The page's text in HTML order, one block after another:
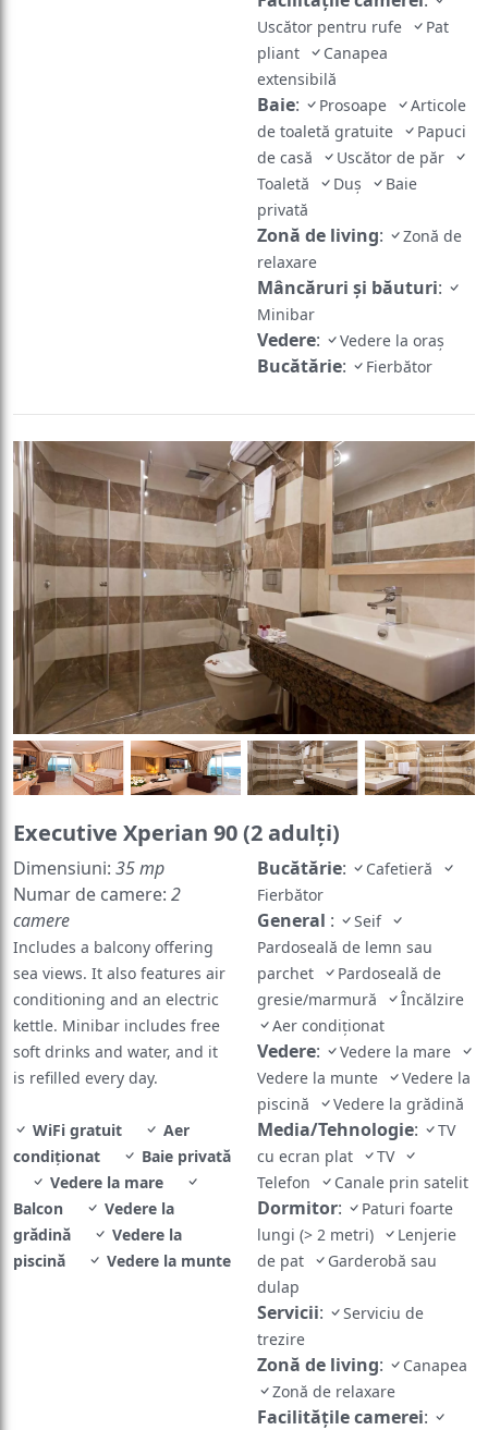
Uscător pentru rufe
Pat
pliant
Canapea
extensibilă
Baie: Prosoape
Articole
de toaletă gratuite
Papuci
de casă
Uscător de păr
Toaletă
Duș
Baie
privată
Zonă de living:
Zonă de
relaxare
Mâncăruri și băuturi:
Minibar
Vedere: Vedere la oraș
Bucătărie: Fierbător
Executive Xperian 90 (2 adulţi)
Dimensiuni: 35 mp
Numar de camere: 2
camere
Includes a balcony offering
sea views. It also features air
conditioning and an electric
kettle. Minibar includes free
soft drinks and water, and it
is refilled every day.
WiFi gratuit
Aer
condiționat
Baie privată
Vedere la mare
Balcon
Vedere la
grădină
Vedere la
piscină
Vedere la munte
Bucătărie:
Cafetieră
Fierbător
General :
Seif
Pardoseală de lemn sau
parchet
Pardoseală de
gresie/marmură
Încălzire
Aer condiționat
Vedere:
Vedere la mare
Vedere la munte
Vedere la
piscină
Vedere la grădină
Media/Tehnologie:
TV
cu ecran plat
TV
Telefon
Canale prin satelit
Dormitor:
Paturi foarte
lungi (> 2 metri)
Lenjerie
de pat
Garderobă sau
dulap
Servicii:
Serviciu de
trezire
Zonă de living:
Canapea
Zonă de relaxare
Facilităţile camerei: